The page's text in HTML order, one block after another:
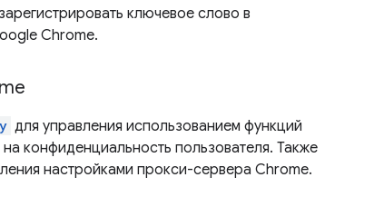
ключевое слово в
Chrome.
для управления использованием функций
конфиденциальность пользователя. Также
настройками прокси-сервера Chrome.